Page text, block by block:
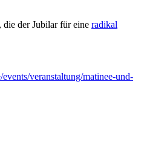
der Jubilar für eine radikal
veranstaltung/matinee-und-